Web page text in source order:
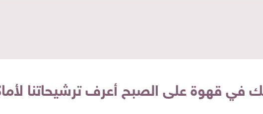
في قهوة على الصبح أعرف ترشيحاتنا